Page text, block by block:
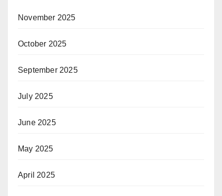
November 2025
October 2025
September 2025
July 2025
June 2025
May 2025
April 2025